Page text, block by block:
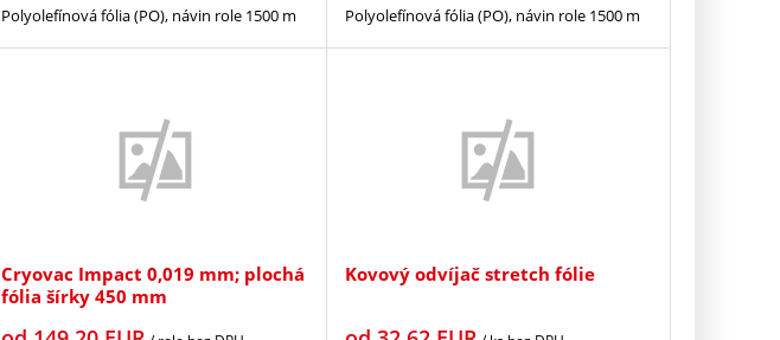
Polyolefínová fólia (PO), návin role 1500 m Polyolefínová fólia (PO), návin role 1500 m
Cryovac Impact 0,019 mm; plochá
fólia šírky 450 mm
Kovový odvíjač stretch fólie